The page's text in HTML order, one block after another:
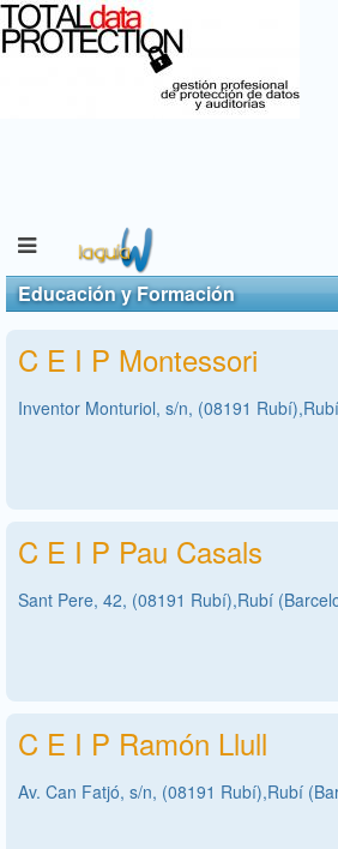
Educación y Formación
C E I P Montessori
Inventor Monturiol, s/n, (08191
C E I P Pau Casals
Sant Pere, 42, (08191 Rubí),Rubí
C E I P Ramón Llull
Av. Can Fatjó, s/n, (08191 Rubí),Rubí